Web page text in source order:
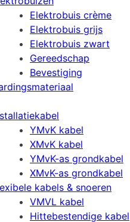
Elektrobuis crème
Elektrobuis grijs
Elektrobuis zwart
Gereedschap
Bevestiging
YMvK kabel
XMvK kabel
YMvK-as grondkabel
XMvK-as grondkabel
kabels & snoeren
VMVL kabel
Hittebestendige kabel